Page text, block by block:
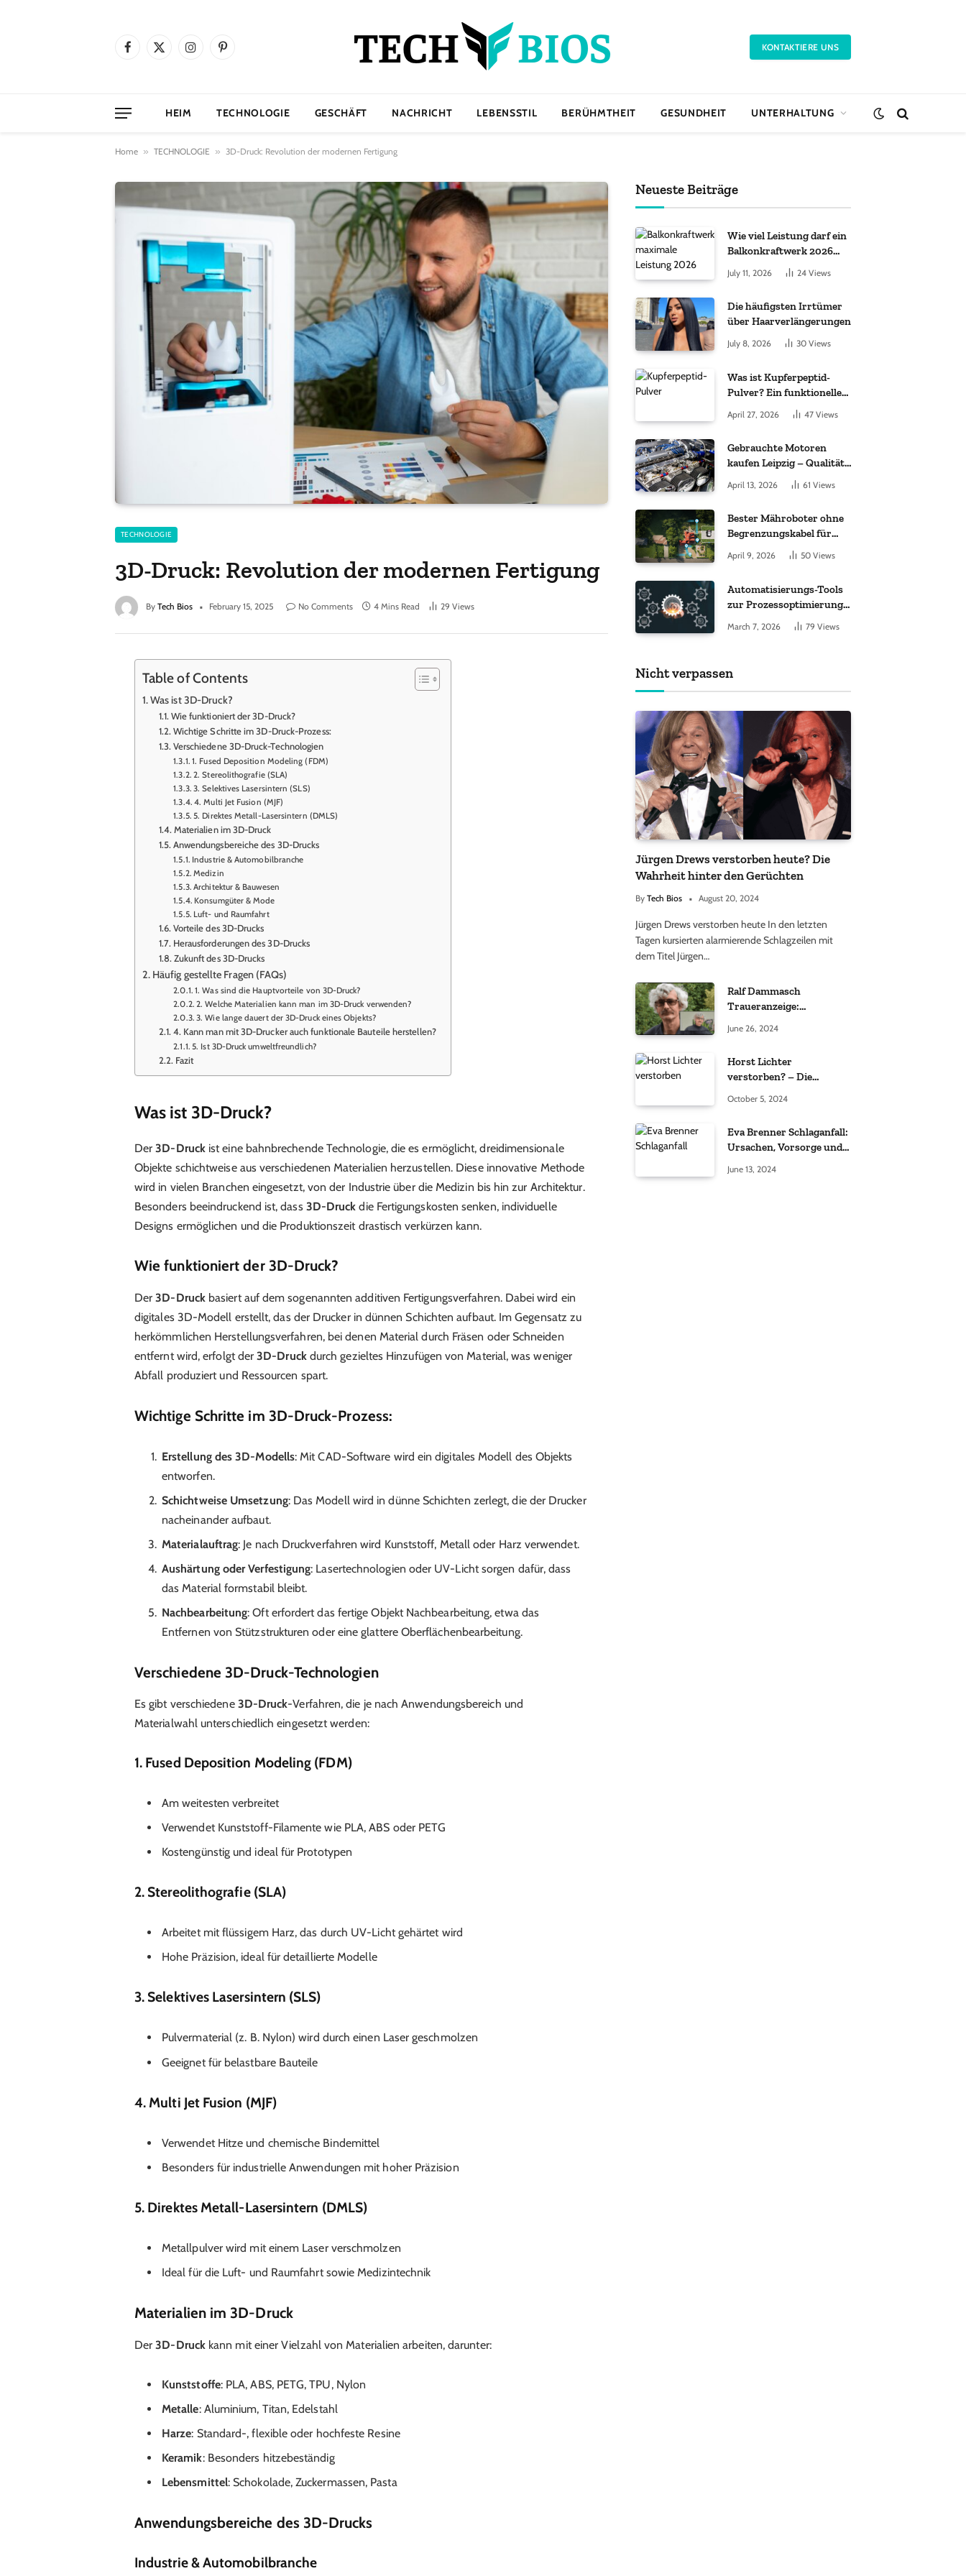
Facebook
X
InstagramPinterest KONTAKTIERE UNS
HEIM TECHNOLOGIE GESCHÄFT NACHRICHT LEBENSSTIL BERÜHMTHEIT GESUNDHEIT UNTERHALTUNG
Home » TECHNOLOGIE » 3D-Druck: Revolution der modernen Fertigung
TECHNOLOGIE
3D-Druck: Revolution der modernen Fertigung
By Tech Bios February 15, 2025 No Comments 4 Mins Read 29 Views
Table of Contents
Was ist 3D-Druck?
Wie funktioniert der 3D-Druck?
Wichtige Schritte im 3D-Druck-Prozess:
Verschiedene 3D-Druck-Technologien
1. Fused Deposition Modeling (FDM)
2. Stereolithografie (SLA)
3. Selektives Lasersintern (SLS)
4. Multi Jet Fusion (MJF)
5. Direktes Metall-Lasersintern (DMLS)
Materialien im 3D-Druck
Anwendungsbereiche des 3D-Drucks
Industrie & Automobilbranche
Medizin
Architektur & Bauwesen
Konsumgüter & Mode
Luft- und Raumfahrt
Vorteile des 3D-Drucks
Herausforderungen des 3D-Drucks
Zukunft des 3D-Drucks
Häufig gestellte Fragen (FAQs)
1. Was sind die Hauptvorteile von 3D-Druck?
2. Welche Materialien kann man im 3D-Druck verwenden?
3. Wie lange dauert der 3D-Druck eines Objekts?
4. Kann man mit 3D-Drucker auch funktionale Bauteile herstellen?
5. Ist 3D-Druck umweltfreundlich?
Fazit
Was ist 3D-Druck?
Der3D-Druckist eine bahnbrechende Technologie, die es ermöglicht, dreidimensionale
Objekte schichtweise aus verschiedenen Materialien herzustellen. Diese innovative Methode
wird in vielen Branchen eingesetzt, von der Industrie über die Medizin bis hin zur Architektur.
Besonders beeindruckend ist, dass 3D-Druck die Fertigungskosten senken, individuelle
Designs ermöglichen und die Produktionszeit drastisch verkürzen kann.
Wie funktioniert der 3D-Druck?
Der3D-Druckbasiert auf dem sogenannten additiven Fertigungsverfahren. Dabei wird ein
digitales 3D-Modell erstellt, das der Drucker in dünnen Schichten aufbaut. Im Gegensatz zu
herkömmlichen Herstellungsverfahren, bei denen Material durch Fräsen oder Schneiden
entfernt wird, erfolgt der3D-Druckdurch gezieltes Hinzufügen von Material, was weniger
Abfall produziert und Ressourcen spart.
Wichtige Schritte im 3D-Druck-Prozess:
Erstellung des 3D-Modells: Mit CAD-Software wird ein digitales Modell des Objekts
entworfen.
Schichtweise Umsetzung: Das Modell wird in dünne Schichten zerlegt, die der Drucker
nacheinander aufbaut.
Materialauftrag: Je nach Druckverfahren wird Kunststoff, Metall oder Harz verwendet.
Aushärtung oder Verfestigung: Lasertechnologien oder UV-Licht sorgen dafür, dass
das Material formstabil bleibt.
Nachbearbeitung: Oft erfordert das fertige Objekt Nachbearbeitung, etwa das
Entfernen von Stützstrukturen oder eine glattere Oberflächenbearbeitung.
Verschiedene 3D-Druck-Technologien
Es gibt verschiedene 3D-Druck-Verfahren, die je nach Anwendungsbereich und
Materialwahl unterschiedlich eingesetzt werden:
1. Fused Deposition Modeling (FDM)
Am weitesten verbreitet
Verwendet Kunststoff-Filamente wie PLA, ABS oder PETG
Kostengünstig und ideal für Prototypen
2. Stereolithografie (SLA)
Arbeitet mit flüssigem Harz, das durch UV-Licht gehärtet wird
Hohe Präzision, ideal für detaillierte Modelle
3. Selektives Lasersintern (SLS)
Pulvermaterial (z. B. Nylon) wird durch einen Laser geschmolzen
Geeignet für belastbare Bauteile
4. Multi Jet Fusion (MJF)
Verwendet Hitze und chemische Bindemittel
Besonders für industrielle Anwendungen mit hoher Präzision
5. Direktes Metall-Lasersintern (DMLS)
Metallpulver wird mit einem Laser verschmolzen
Ideal für die Luft- und Raumfahrt sowie Medizintechnik
Materialien im 3D-Druck
Der3D-Druckkann mit einer Vielzahl von Materialien arbeiten, darunter:
Kunststoffe: PLA, ABS, PETG, TPU, Nylon
Metalle: Aluminium, Titan, Edelstahl
Harze: Standard-, flexible oder hochfeste Resine
Keramik: Besonders hitzebeständig
Lebensmittel: Schokolade, Zuckermassen, Pasta
Anwendungsbereiche des 3D-Drucks
Industrie & Automobilbranche
Neueste Beiträge
Wie viel Leistung darf ein
Balkonkraftwerk 2026
July 11, 2026 24 Views
Die häufigsten Irrtümer
über Haarverlängerungen
July 8, 2026 30 Views
Was ist Kupferpeptid-
Pulver? Ein funktioneller
Komplex aus „kleinem
Molekül + Metall“
April 27, 2026 47 Views
Gebrauchte Motoren
kaufen Leipzig – Qualität,
Garantie und weltweite
Lieferung im Fokus
April 13, 2026 61 Views
Bester Mähroboter ohne
Begrenzungskabel für
kleine Gärten: Worauf es
bei 200 bis 500 m²
April 9, 2026 50 Views
Automatisierungs-Tools
zur Prozessoptimierung
im Einkauf: Wichtige
Funktionen, auf die Sie
March 7, 2026 79 Views
Nicht verpassen
Jürgen Drews verstorben heute? Die
Wahrheit hinter den Gerüchten
By Tech Bios August 20, 2024
Jürgen Drews verstorben heute In den letzten
Tagen kursierten alarmierende Schlagzeilen mit
dem Titel Jürgen…
Ralf Dammasch
Traueranzeige:
Informationen
June 26, 2024
Horst Lichter
verstorben? – Die
Gerüchten
October 5, 2024
Eva Brenner Schlaganfall:
Ursachen, Vorsorge und
June 13, 2024